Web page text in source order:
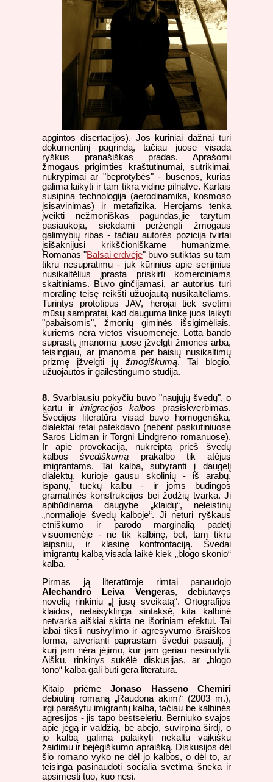
apgintos disertacijos). Jos kūriniai dažnai turi
dokumentinį pagrindą, tačiau juose visada
ryškus pranašiškas pradas. Aprašomi
žmogaus prigimties kraštutinumai, sutrikimai,
nukrypimai ar "beprotybės" - būsenos, kurias
galima laikyti ir tam tikra vidine pilnatve. Kartais
susipina technologija (aerodinamika, kosmoso
įsisavinimas) ir metafizika. Herojams tenka
įveikti nežmoniškas pagundas,jie tarytum
pasiaukoja, siekdami peržengti žmogaus
galimybių ribas - tačiau autorės pozicija tvirtai
įsišaknijusi krikščioniškame humanizme.
Romanas "Balsai erdvėje" buvo sutiktas su tam
tikru nesupratimu - juk kūrinius apie serijinius
nusikaltėlius įprasta priskirti komerciniams
skaitiniams. Buvo ginčijamasi, ar autorius turi
moralinę teisę reikšti užuojautą nusikaltėliams.
Turintys prototipus JAV, herojai tiek svetimi
mūsų sampratai, kad dauguma linkę juos laikyti
"pabaisomis", žmonių giminės išsigimėliais,
kuriems nėra vietos visuomenėje. Lotta bando
suprasti, įmanoma juose įžvelgti žmones arba,
teisingiau, ar įmanoma per baisių nusikaltimų
prizmę įžvelgti jų žmogiškumą. Tai blogio,
užuojautos ir gailestingumo studija.
8. Svarbiausiu pokyčiu buvo "naujųjų švedų", o
kartu ir imigracijos kalbos prasiskverbimas.
Švedijos literatūra visad buvo homogeniška,
dialektai retai patekdavo (nebent paskutiniuose
Saros Lidman ir Torgni Lindgreno romanuose).
Ir apie provokaciją, nukreiptą prieš švedų
kalbosšvediškumą prakalbo tik atėjus
imigrantams. Tai kalba, subyranti į daugelį
dialektų, kurioje gausu skolinių - iš arabų,
ispanų, tuekų kalbų - ir joms būdingos
gramatinės konstrukcijos bei žodžių tvarka. Ji
apibūdinama daugybe „klaidų“, neleistinų
„normalioje švedų kalboje“. Ji neturi ryškaus
etniškumo ir parodo marginalią padėtį
visuomenėje - ne tik kalbinę, bet, tam tikru
laipsniu, ir klasinę konfrontaciją. Švedai
imigrantų kalbą visada laikė kiek „blogo skonio“
kalba.
Pirmas ją literatūroje rimtai panaudojo
Alechandro Leiva Vengeras, debiutavęs
novelių rinkiniu „Į jūsų sveikatą“. Ortografijos
klaidos, netaisyklinga sintaksė, kita kalbinė
netvarka aiškiai skirta ne išoriniam efektui. Tai
labai tiksli nusivylimo ir agresyvumo išraiškos
forma, atverianti paprastam švedui pasaulį, į
kurį jam nėra įėjimo, kur jam geriau nesirodyti.
Aišku, rinkinys sukėlė diskusijas, ar „blogo
tono“ kalba gali būti gera literatūra.
Kitaip priėmė Jonaso Hasseno Chemiri
debiutinį romaną „Raudona akimi“ (2003 m.),
irgi parašytu imigrantų kalba, tačiau be kalbinės
agresijos - jis tapo bestseleriu. Berniuko svajos
apie jėgą ir valdžią, be abejo, suvirpina širdį, o
jo kalbą galima palaikyti nekaltu vaikišku
žaidimu ir bejėgiškumo apraišką. Diskusijos dėl
šio romano vyko ne dėl jo kalbos, o dėl to, ar
teisinga pasinaudoti socialia svetima šneka ir
apsimesti tuo, kuo nesi.